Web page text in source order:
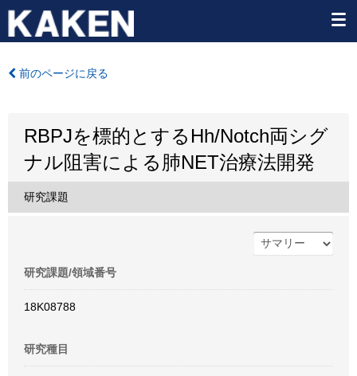
前のページに戻る
RBPJを標的とするHh/Notch両シグ
ナル阻害による肺NET治療法開発
研究課題
研究課題/領域番号
18K08788
研究種目